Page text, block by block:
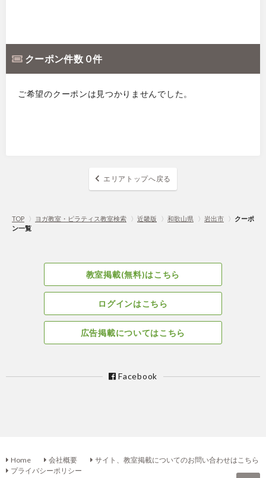
クーポン件数 0 件
ご希望のクーポンは見つかりませんでした。
エリアトップへ戻る
TOP 〉 ヨガ教室・ピラティス教室検索 〉 近畿版 〉 和歌山県 〉 岩出市 〉 クーポ
ン一覧
教室掲載(無料)はこちら
ログインはこちら
広告掲載についてはこちら
Facebook
Home 会社概要
サイト、教室掲載についてのお問い合わせはこちら
プライバシーポリシー